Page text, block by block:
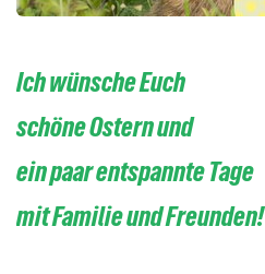
Ich wünsche Euch
schöne Ostern und
ein paar entspannte Tage
mit Familie und Freunden!